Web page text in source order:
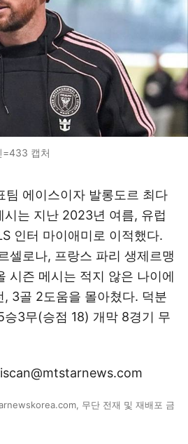
=433 캡처
팀 에이스이자 발롱도르 최다
는 지난 2023년 여름, 유럽
인터 마이애미로 이적했다.
셀로나, 프랑스 파리 생제르맹
시즌 메시는 적지 않은 나이에
, 3골 2도움을 몰아쳤다. 덕분
승3무(승점 18) 개막 8경기 무
무단 전재 및 재배포 금